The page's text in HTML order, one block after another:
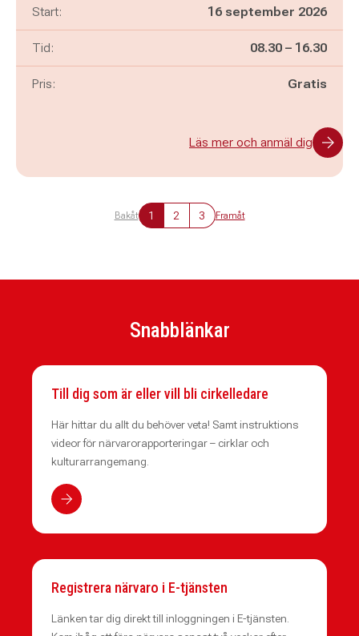
Start: 16 september 2026
Tid: Pågår mellan
08.30 – och
16.30
Pris: Gratis
Läs mer och anmäl dig
Bakåt 1 2 3 Framåt
Snabblänkar
Till dig som är eller vill bli cirkelledare
Här hittar du allt du behöver veta! Samt instruktions
videor för närvarorapporteringar – cirklar och
kulturarrangemang.
Registrera närvaro i E-tjänsten
Länken tar dig direkt till inloggningen i E-tjänsten.